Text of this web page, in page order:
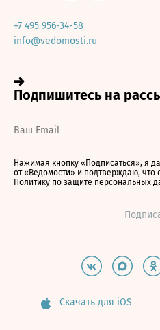
+7 495 956-34-58
info@vedomosti.ru
Нажимая кнопку «Подписаться», я
от «Ведомости» и подтверждаю,
Политику по защите персональных
Скачать для iOS